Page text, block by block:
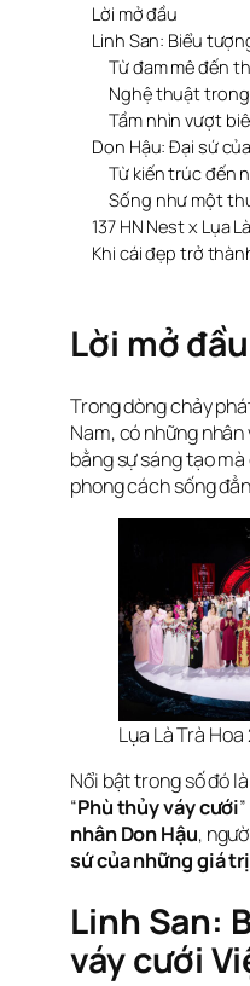
Lời mở đầu
Linh San: Biểu
Từ đam mê đến
Nghệ thuật
Tầm nhìn vượt
Don Hậu: Đại sứ
Từ kiến trúc đến
Sống như một
137 HN Nest x Lụa
Khi cái đẹp trở
Lời mở đầu
Trong dòng chảy
Nam, có những
bằng sự sáng tạo
phong cách sống
Lụa Là Trà
Nổi bật trong số đó là
“Phù thủy váy cưới
nhân Don Hậu,
sứ của những giá
Linh San:
váy cưới